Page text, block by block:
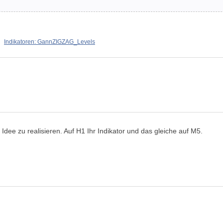
Indikatoren: GannZIGZAG_Levels
zu realisieren. Auf H1 Ihr Indikator und das gleiche auf M5.